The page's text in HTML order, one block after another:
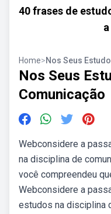
40 frases de
Home>Nos Seus
Nos Seus
Comunicação
Webconsidere a
na disciplina de
você compreendeu
Webconsidere a
estudos na disciplina